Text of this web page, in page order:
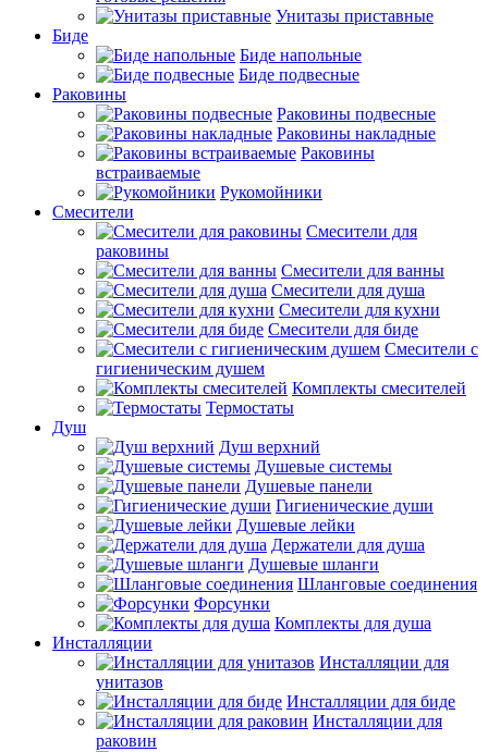
Унитазы приставные
Биде
Биде напольные
Биде подвесные
Раковины
Раковины подвесные
Раковины накладные
Раковины
встраиваемые
Рукомойники
Смесители
Смесители для
раковины
Смесители для ванны
Смесители для душа
Смесители для кухни
Смесители для биде
Смесители с
гигиеническим душем
Комплекты смесителей
Термостаты
Душ
Душ верхний
Душевые системы
Душевые панели
Гигиенические души
Душевые лейки
Держатели для душа
Душевые шланги
Шланговые соединения
Форсунки
Комплекты для душа
Инсталляции
Инсталляции для
унитазов
Инсталляции для биде
Инсталляции для
раковин